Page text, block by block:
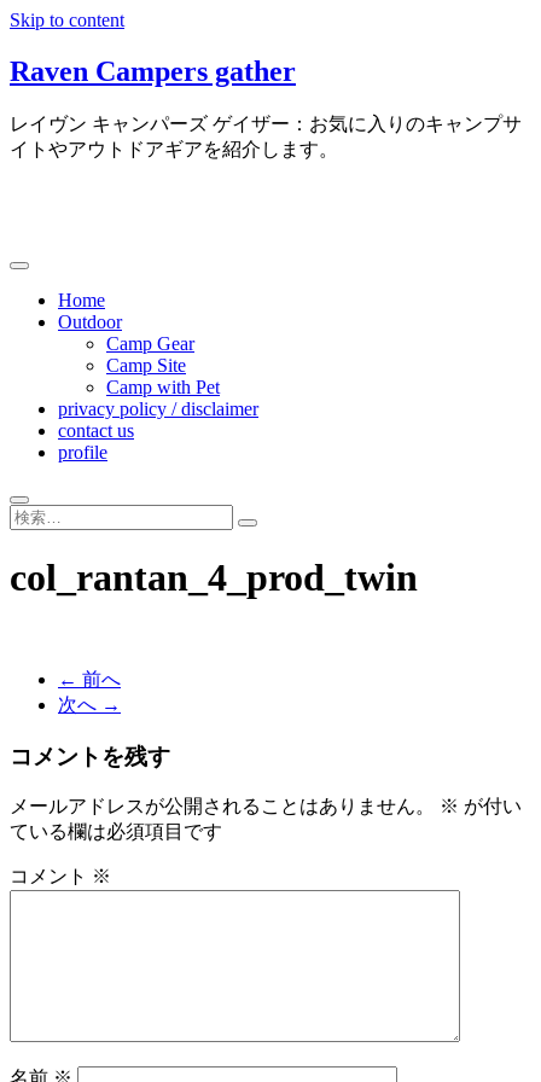
Skip to content
Raven Campers gather
レイヴン キャンパーズ ゲイザー：お気に入りのキャンプサ
イトやアウトドアギアを紹介します。
Home
Outdoor
Camp Gear
Camp Site
Camp with Pet
privacy policy / disclaimer
contact us
profile
col_rantan_4_prod_twin
← 前へ
次へ →
コメントを残す
メールアドレスが公開されることはありません。 ※ が付い
ている欄は必須項目です
コメント ※